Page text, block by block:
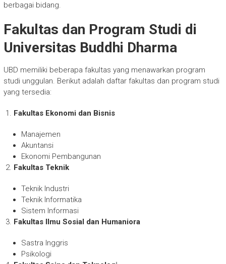
berbagai bidang.
Fakultas dan Program Studi di
Universitas Buddhi Dharma
UBD memiliki beberapa fakultas yang menawarkan program
studi unggulan. Berikut adalah daftar fakultas dan program studi
yang tersedia:
Fakultas Ekonomi dan Bisnis
Manajemen
Akuntansi
Ekonomi Pembangunan
Fakultas Teknik
Teknik Industri
Teknik Informatika
Sistem Informasi
Fakultas Ilmu Sosial dan Humaniora
Sastra Inggris
Psikologi